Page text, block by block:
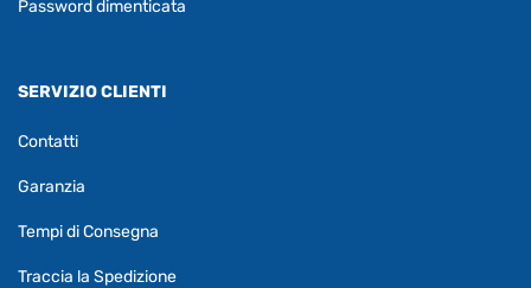
Password dimenticata
SERVIZIO CLIENTI
Contatti
Garanzia
Tempi di Consegna
Traccia la Spedizione